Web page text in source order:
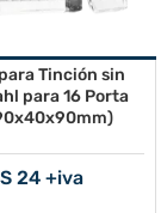
Tinción sin
para 16 Porta
24 +iva